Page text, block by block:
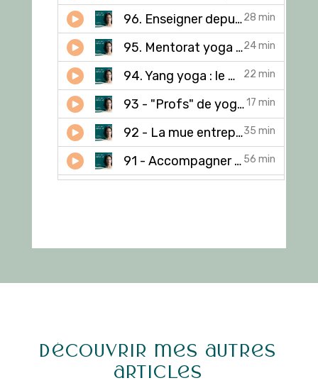
Découvrir mes autres
articles